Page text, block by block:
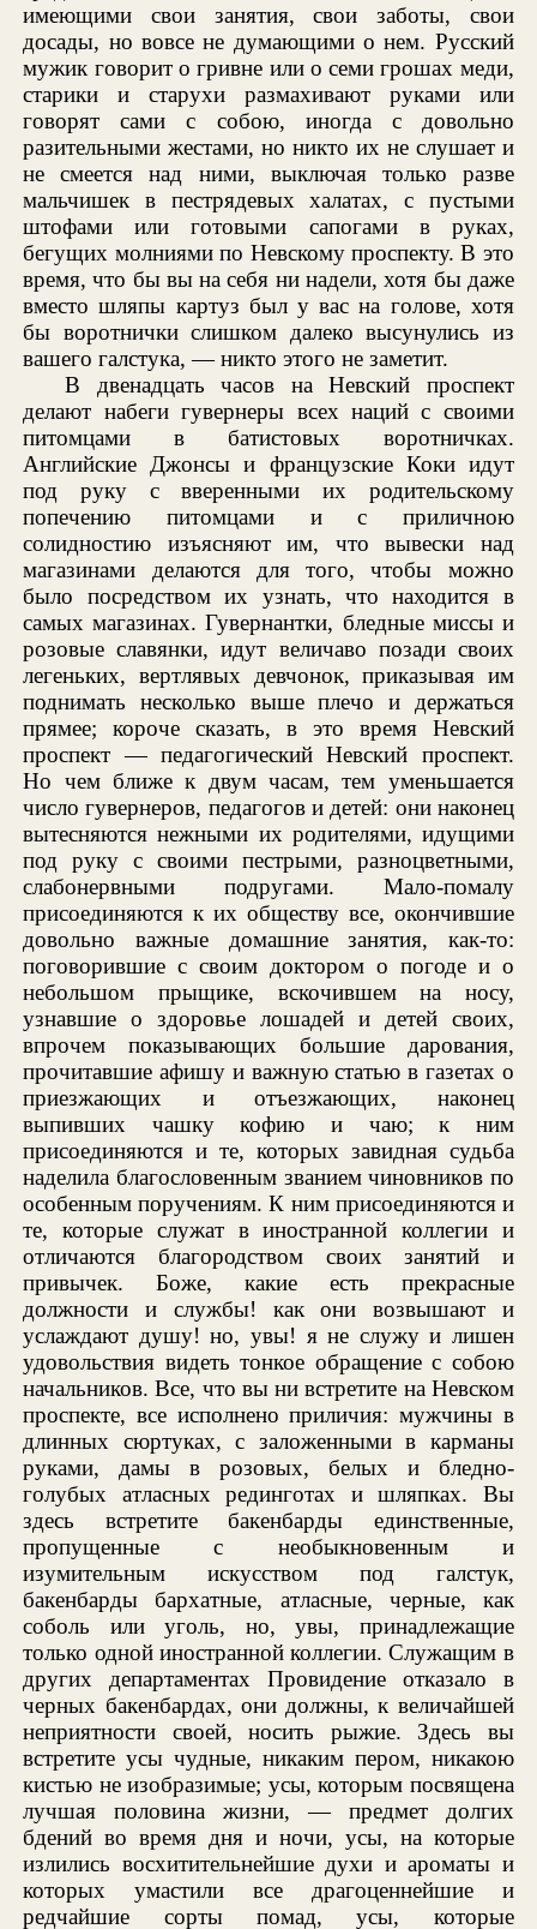
имеющими свои занятия, свои заботы, свои
досады, но вовсе не думающими о нем. Русский
мужик говорит о гривне или о семи грошах меди,
старики и старухи размахивают руками или
говорят сами с собою, иногда с довольно
разительными жестами, но никто их не слушает и
не смеется над ними, выключая только разве
мальчишек в пестрядевых халатах, с пустыми
штофами или готовыми сапогами в руках,
бегущих молниями по Невскому проспекту. В это
время, что бы вы на себя ни надели, хотя бы даже
вместо шляпы картуз был у вас на голове, хотя
бы воротнички слишком далеко высунулись из
вашего галстука, — никто этого не заметит.
В двенадцать часов на Невский проспект
делают набеги гувернеры всех наций с своими
питомцами в батистовых воротничках.
Английские Джонсы и французские Коки идут
под руку с вверенными их родительскому
попечению питомцами и с приличною
солидностию изъясняют им, что вывески над
магазинами делаются для того, чтобы можно
было посредством их узнать, что находится в
самых магазинах. Гувернантки, бледные миссы и
розовые славянки, идут величаво позади своих
легеньких, вертлявых девчонок, приказывая им
поднимать несколько выше плечо и держаться
прямее; короче сказать, в это время Невский
проспект — педагогический Невский проспект.
Но чем ближе к двум часам, тем уменьшается
число гувернеров, педагогов и детей: они наконец
вытесняются нежными их родителями, идущими
под руку с своими пестрыми, разноцветными,
слабонервными подругами. Мало-помалу
присоединяются к их обществу все, окончившие
довольно важные домашние занятия, как-то:
поговорившие с своим доктором о погоде и о
небольшом прыщике, вскочившем на носу,
узнавшие о здоровье лошадей и детей своих,
впрочем показывающих большие дарования,
прочитавшие афишу и важную статью в газетах о
приезжающих и отъезжающих, наконец
выпивших чашку кофию и чаю; к ним
присоединяются и те, которых завидная судьба
наделила благословенным званием чиновников по
особенным поручениям. К ним присоединяются и
те, которые служат в иностранной коллегии и
отличаются благородством своих занятий и
привычек. Боже, какие есть прекрасные
должности и службы! как они возвышают и
услаждают душу! но, увы! я не служу и лишен
удовольствия видеть тонкое обращение с собою
начальников. Все, что вы ни встретите на Невском
проспекте, все исполнено приличия: мужчины в
длинных сюртуках, с заложенными в карманы
руками, дамы в розовых, белых и бледно-
голубых атласных рединготах и шляпках. Вы
здесь встретите бакенбарды единственные,
пропущенные с необыкновенным и
изумительным искусством под галстук,
бакенбарды бархатные, атласные, черные, как
соболь или уголь, но, увы, принадлежащие
только одной иностранной коллегии. Служащим в
других департаментах Провидение отказало в
черных бакенбардах, они должны, к величайшей
неприятности своей, носить рыжие. Здесь вы
встретите усы чудные, никаким пером, никакою
кистью не изобразимые; усы, которым посвящена
лучшая половина жизни, — предмет долгих
бдений во время дня и ночи, усы, на которые
излились восхитительнейшие духи и ароматы и
которых умастили все драгоценнейшие и
редчайшие сорты помад, усы, которые